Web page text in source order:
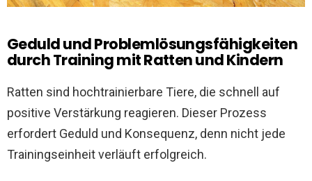
Geduld und Problemlösungsfähigkeiten
durch Training mit Ratten und Kindern
Ratten sind hochtrainierbare Tiere, die schnell auf
positive Verstärkung reagieren. Dieser Prozess
erfordert Geduld und Konsequenz, denn nicht jede
Trainingseinheit verläuft erfolgreich.